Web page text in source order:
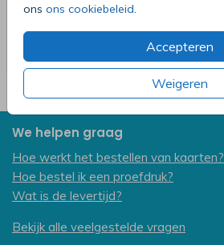
ons ons cookiebeleid
Accepteren
Weigeren
We helpen graag
Hoe werkt het bestellen van kaarten?
Hoe bestel ik een proefdruk?
Wat is de levertijd?
Bekijk alle veelgestelde vragen